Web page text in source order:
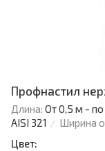
Профнастил
Длина: От 0,5 м -
AISI 321
Ширина
Цвет: